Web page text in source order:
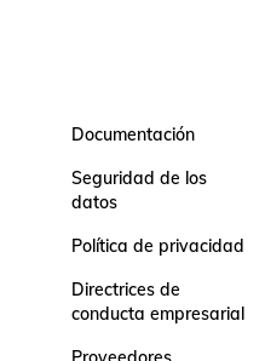
Documentación
Seguridad de los
datos
Política de privacidad
Directrices de
conducta empresarial